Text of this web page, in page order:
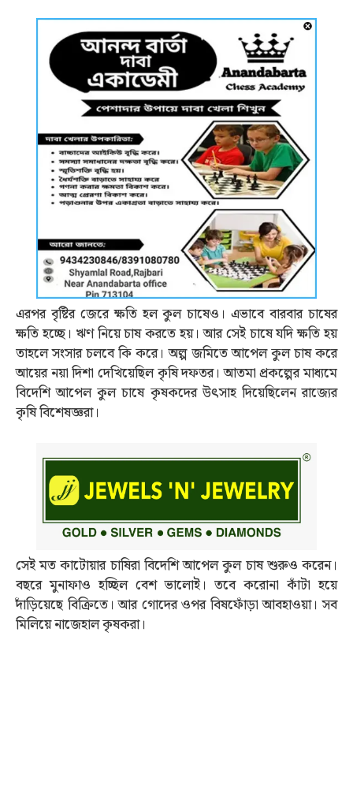
এরপর বৃষ্টির জেরে ক্ষতি হল কুল চাষেও। এভাবে বারবার চাষের
ক্ষতি হচ্ছে। ঋণ নিয়ে চাষ করতে হয়। আর সেই চাষে যদি ক্ষতি হয়
তাহলে সংসার চলবে কি করে। অল্প জমিতে আপেল কুল চাষ করে
আয়ের নয়া দিশা দেখিয়েছিল কৃষি দফতর। আতমা প্রকল্পের মাধ্যমে
বিদেশি আপেল কুল চাষে কৃষকদের উত্‍সাহ দিয়েছিলেন রাজ্যের
কৃষি বিশেষজ্ঞরা।
সেই মত কাটোয়ার চাষিরা বিদেশি আপেল কুল চাষ শুরুও করেন।
বছরে মুনাফাও হচ্ছিল বেশ ভালোই। তবে করোনা কাঁটা হয়ে
দাঁড়িয়েছে বিক্রিতে। আর গোদের ওপর বিষফোঁড়া আবহাওয়া। সব
মিলিয়ে নাজেহাল কৃষকরা।